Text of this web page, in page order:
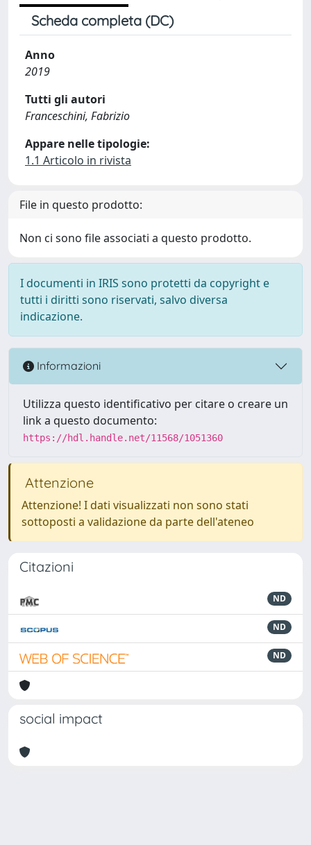
Scheda completa (DC)
Anno
2019
Tutti gli autori
Franceschini, Fabrizio
Appare nelle tipologie:
1.1 Articolo in rivista
File in questo prodotto:
Non ci sono file associati a questo prodotto.
I documenti in IRIS sono protetti da copyright e
tutti i diritti sono riservati, salvo diversa
indicazione.
Informazioni
Utilizza questo identificativo per citare o creare un
link a questo documento:
https://hdl.handle.net/11568/1051360
Attenzione
Attenzione! I dati visualizzati non sono stati
sottoposti a validazione da parte dell'ateneo
Citazioni
ND
ND
ND
social impact